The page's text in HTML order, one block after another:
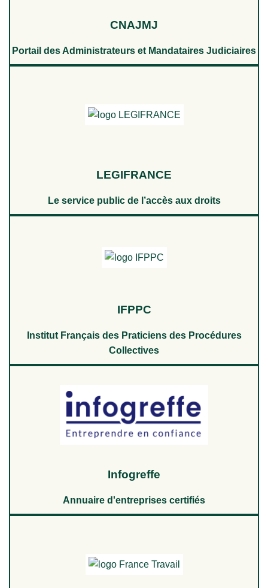
CNAJMJ
Portail des Administrateurs et Mandataires Judiciaires
LEGIFRANCE
Le service public de l’accès aux droits
IFPPC
Institut Français des Praticiens des Procédures
Collectives
Infogreffe
Annuaire d'entreprises certifiés